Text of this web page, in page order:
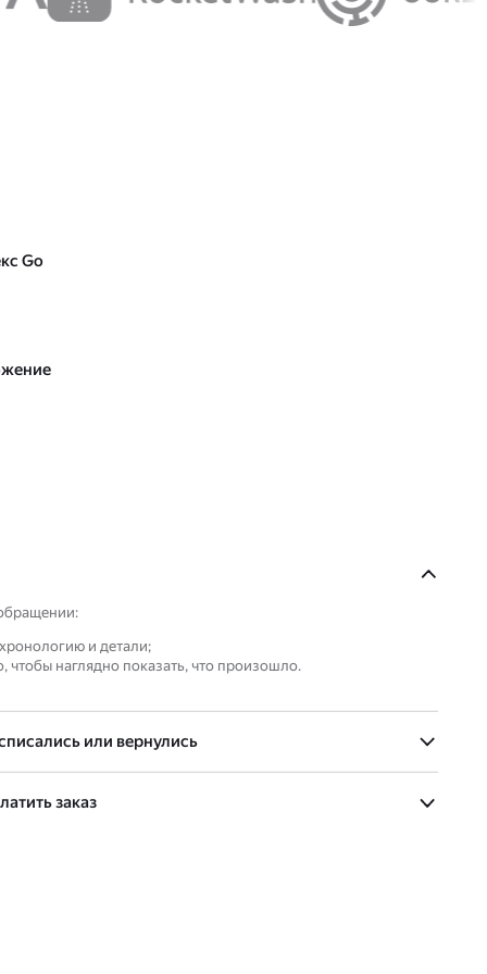
Go
и детали;
чтобы наглядно показать, что произошло.
или вернулись
заказ